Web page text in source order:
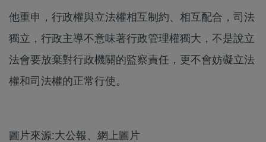
他重申，行政權與立法權相互制約、相互配合，司法
獨立，行政主導不意味著行政管理權獨大，不是說立
法會要放棄對行政機關的監察責任，更不會妨礙立法
權和司法權的正常行使。
圖片來源:大公報、網上圖片